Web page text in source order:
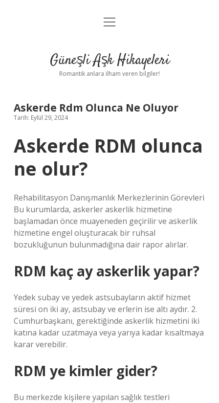
Anasayfa
Yasal Uyarı
menüyü
Güneşli Aşk Hikayeleri
Romantik anlara ilham veren bilgiler!
Askerde Rdm Olunca Ne Oluyor
Tarih: Eylül 29, 2024
Askerde RDM olunca
ne olur?
Rehabilitasyon Danışmanlık Merkezlerinin Görevleri
Bu kurumlarda, askerler askerlik hizmetine
başlamadan önce muayeneden geçirilir ve askerlik
hizmetine engel oluşturacak bir ruhsal
bozukluğunun bulunmadığına dair rapor alırlar.
RDM kaç ay askerlik yapar?
Yedek subay ve yedek astsubayların aktif hizmet
süresi on iki ay, astsubay ve erlerin ise altı aydır. 2.
Cumhurbaşkanı, gerektiğinde askerlik hizmetini iki
katına kadar uzatmaya veya yarıya kadar kısaltmaya
karar verebilir.
RDM ye kimler gider?
Bu merkezde kişilere yapılan sağlık testleri